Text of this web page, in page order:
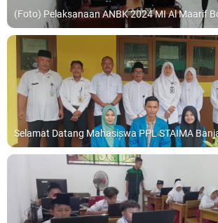
(Foto) Pelaksanaan ANBK 2024 MI Al Maarif
Selamat Datang Mahasiswa PPL STAIMA